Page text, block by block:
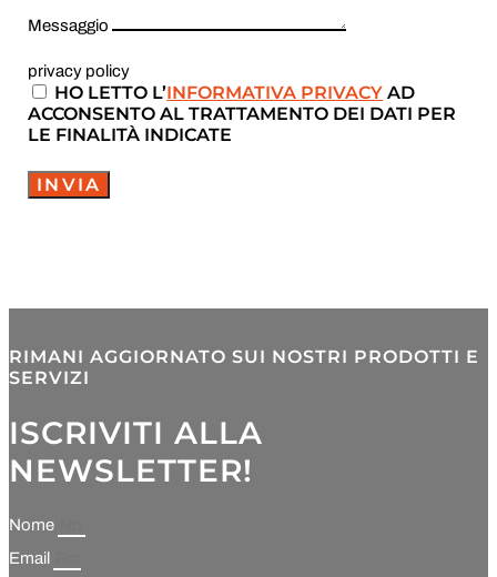
Messaggio
privacy policy
HO LETTO L’INFORMATIVA PRIVACY AD
ACCONSENTO AL TRATTAMENTO DEI DATI PER
LE FINALITÀ INDICATE
INVIA
RIMANI AGGIORNATO SUI NOSTRI PRODOTTI E
SERVIZI
ISCRIVITI ALLA
NEWSLETTER!
Nome
Email